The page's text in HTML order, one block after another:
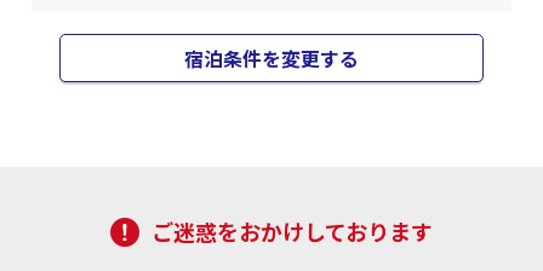
宿泊条件を変更する
ご迷惑をおかけしております